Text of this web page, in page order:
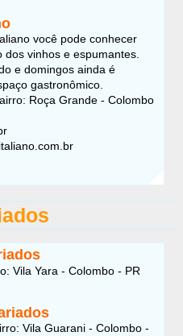
você pode conhecer
vinhos e espumantes.
e domingos ainda é
gastronômico.
Roça Grande - Colombo
Vila Yara - Colombo - PR
Vila Guarani - Colombo -